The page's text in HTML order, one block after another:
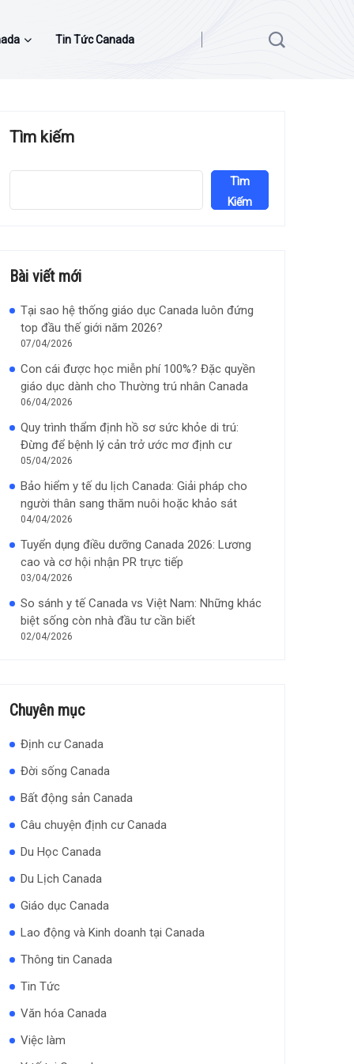
Tin Tức Canada
Tìm kiếm
Tìm
Kiếm
Bài viết mới
Tại sao hệ thống giáo dục Canada luôn đứng
top đầu thế giới năm 2026?
07/04/2026
Con cái được học miễn phí 100%? Đặc quyền
giáo dục dành cho Thường trú nhân Canada
06/04/2026
Quy trình thẩm định hồ sơ sức khỏe di trú:
Đừng để bệnh lý cản trở ước mơ định cư
05/04/2026
Bảo hiểm y tế du lịch Canada: Giải pháp cho
người thân sang thăm nuôi hoặc khảo sát
04/04/2026
Tuyển dụng điều dưỡng Canada 2026: Lương
cao và cơ hội nhận PR trực tiếp
03/04/2026
So sánh y tế Canada vs Việt Nam: Những khác
biệt sống còn nhà đầu tư cần biết
02/04/2026
Chuyên mục
Định cư Canada
Đời sống Canada
Bất động sản Canada
Câu chuyện định cư Canada
Du Học Canada
Du Lịch Canada
Giáo dục Canada
Lao động và Kinh doanh tại Canada
Thông tin Canada
Tin Tức
Văn hóa Canada
Việc làm